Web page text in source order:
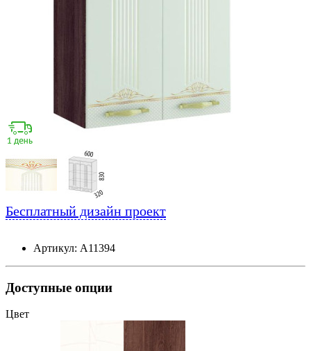
Бесплатный дизайн проект
Артикул: А11394
Доступные опции
Цвет